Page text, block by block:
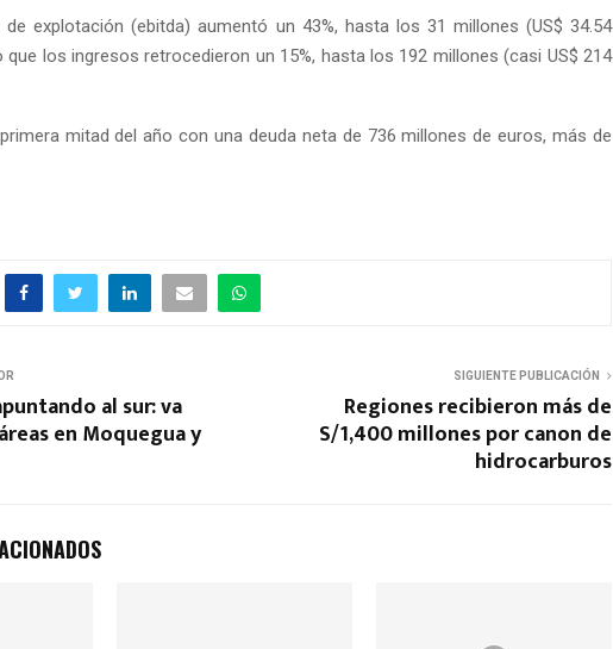
explotación (ebitda) aumentó un 43%, hasta los 31 millones (US$ 34.54
que los ingresos retrocedieron un 15%, hasta los 192 millones (casi US$ 214
mitad del año con una deuda neta de 736 millones de euros, más de
al sur: va
en Moquegua y
SIGUIENTE PUBLICACIÓN
Regiones recibieron más de
S/1,400 millones por canon de
hidrocarburos